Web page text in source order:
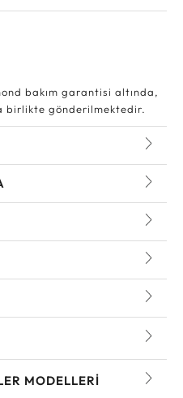
bakım garantisi altında,
birlikte gönderilmektedir.
MODELLERI